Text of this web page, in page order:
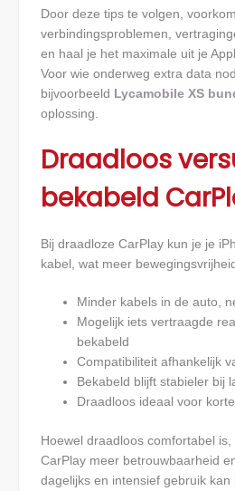
Door deze tips te volgen,
verbindingsproblemen,
en haal je het maximale uit je
Voor wie onderweg extra data
bijvoorbeeld Lycamobile XS
oplossing.
Draadloos
bekabeld
Bij draadloze CarPlay kun je je
kabel, wat meer
Minder kabels in de auto,
Mogelijk iets vertraagde
bekabeld
Compatibiliteit afhankelijk
Bekabeld blijft stabieler bij
Draadloos ideaal voor
Hoewel draadloos comfortabel
CarPlay meer betrouwbaarheid
dagelijks en intensief gebruik